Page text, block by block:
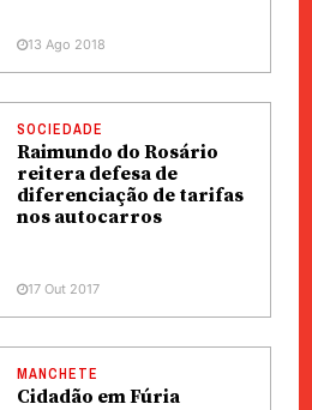
13 Ago 2018
SOCIEDADE
Raimundo do Rosário
reitera defesa de
diferenciação de tarifas
nos autocarros
17 Out 2017
MANCHETE
Cidadão em Fúria